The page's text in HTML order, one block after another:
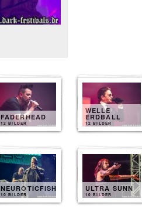
FADERHEAD
12 BILDER
WELLE
ERDBALL
12 BILDER
NEUROTICFISH
10 BILDER
ULTRA SUNN
10 BILDER